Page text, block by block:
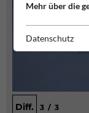
Diff. 3 / 3
Mehr über die
Datenschutz